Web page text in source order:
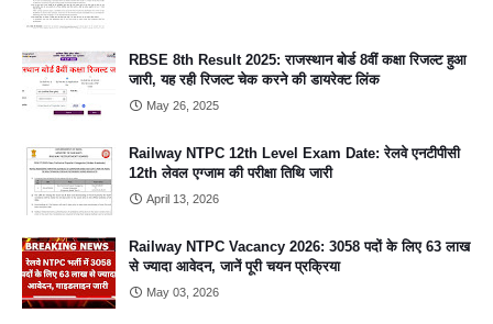
RBSE 8th Result 2025: राजस्थान बोर्ड 8वीं कक्षा रिजल्ट हुआ
जारी, यह रही रिजल्ट चेक करने की डायरेक्ट लिंक
May 26, 2025
Railway NTPC 12th Level Exam Date: रेलवे एनटीपीसी
12th लेवल एग्जाम की परीक्षा तिथि जारी
April 13, 2026
Railway NTPC Vacancy 2026: 3058 पदों के लिए 63 लाख
से ज्यादा आवेदन, जानें पूरी चयन प्रक्रिया
May 03, 2026